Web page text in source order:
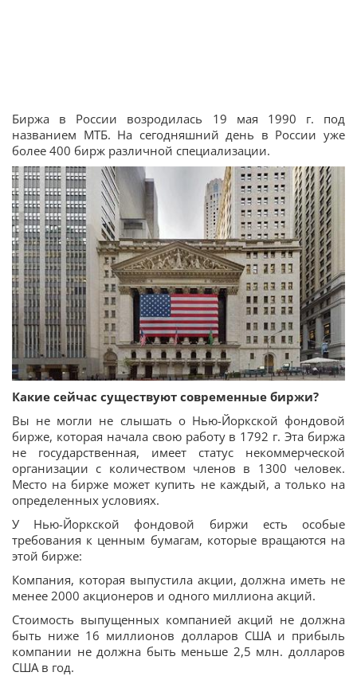
Биржа в России возродилась 19 мая 1990 г. под
названием МТБ. На сегодняшний день в России уже
более 400 бирж различной специализации.
Какие сейчас существуют современные биржи?
Вы не могли не слышать о Нью-Йоркской фондовой
бирже, которая начала свою работу в 1792 г. Эта биржа
не государственная, имеет статус некоммерческой
организации с количеством членов в 1300 человек.
Место на бирже может купить не каждый, а только на
определенных условиях.
У Нью-Йоркской фондовой биржи есть особые
требования к ценным бумагам, которые вращаются на
этой бирже:
Компания, которая выпустила акции, должна иметь не
менее 2000 акционеров и одного миллиона акций.
Стоимость выпущенных компанией акций не должна
быть ниже 16 миллионов долларов США и прибыль
компании не должна быть меньше 2,5 млн. долларов
США в год.